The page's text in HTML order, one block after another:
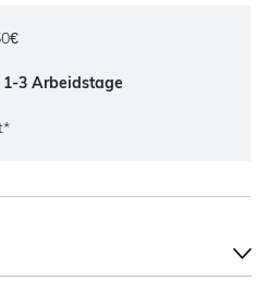
1-3 Arbeidstage